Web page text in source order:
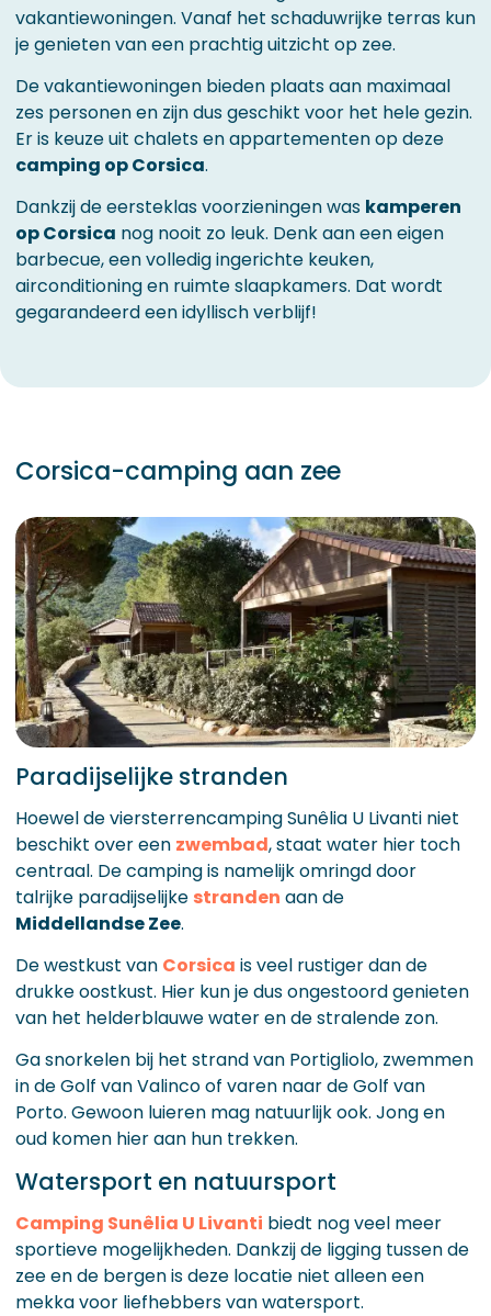
vakantiewoningen. Vanaf het schaduwrijke terras kun
je genieten van een prachtig uitzicht op zee.
De vakantiewoningen bieden plaats aan maximaal
zes personen en zijn dus geschikt voor het hele gezin.
Er is keuze uit chalets en appartementen op deze
camping op Corsica.
Dankzij de eersteklas voorzieningen was kamperen
op Corsica nog nooit zo leuk. Denk aan een eigen
barbecue, een volledig ingerichte keuken,
airconditioning en ruimte slaapkamers. Dat wordt
gegarandeerd een idyllisch verblijf!
Corsica-camping aan zee
Paradijselijke stranden
Hoewel de viersterrencamping Sunêlia U Livanti niet
beschikt over een zwembad, staat water hier toch
centraal. De camping is namelijk omringd door
talrijke paradijselijke stranden aan de
Middellandse Zee.
De westkust van Corsica is veel rustiger dan de
drukke oostkust. Hier kun je dus ongestoord genieten
van het helderblauwe water en de stralende zon.
Ga snorkelen bij het strand van Portigliolo, zwemmen
in de Golf van Valinco of varen naar de Golf van
Porto. Gewoon luieren mag natuurlijk ook. Jong en
oud komen hier aan hun trekken.
Watersport en natuursport
Camping Sunêlia U Livanti biedt nog veel meer
sportieve mogelijkheden. Dankzij de ligging tussen de
zee en de bergen is deze locatie niet alleen een
mekka voor liefhebbers van watersport.